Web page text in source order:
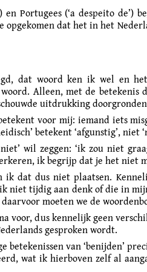
Portugees (‘a despeito de’)
opgekomen dat het in het
dat woord ken ik wel en
Alleen, met de betekenis
uitdrukking
voor mij: iemand iets
betekent ‘afgunstig’, niet
wil zeggen: ‘ik zou niet
ik begrijp dat je het niet
dat dus niet plaatsen.
niet tijdig aan denk of die in
moeten we de
voor, dus kennelijk geen
gesproken wordt.
betekenissen van ‘benijden’
wat ik hierboven zelf al